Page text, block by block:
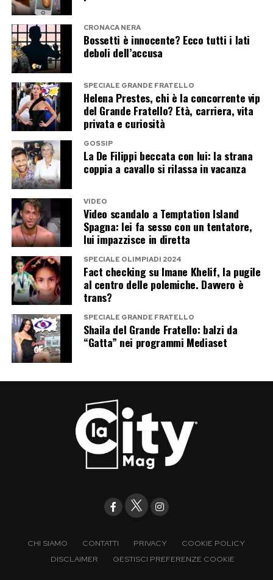
CRONACA NERA
Bossetti è innocente? Ecco tutti i lati
deboli dell’accusa
SPECIALE GRANDE FRATELLO
Helena Prestes, chi è la concorrente vip
del Grande Fratello? Età, carriera, vita
privata e curiosità
GOSSIP
La De Filippi beccata con lui: la strana
coppia a cavallo si rilassa in vacanza
VIDEO
Video scandalo a Temptation Island
Spagna: lei fa sesso con un tentatore,
lui impazzisce in diretta
SPECIALE OLIMPIADI 2024
Fact checking su Imane Khelif, la pugile
al centro delle polemiche. Davvero è
trans?
SPECIALE GRANDE FRATELLO
Shaila del Grande Fratello: balzi da
“Gatta” nei programmi Mediaset
CHI SIAMO CONTATTI PRIVACY
COOKIE POLICY
DISCLAIMER
GESTISCI PREFERENZE COOKIE